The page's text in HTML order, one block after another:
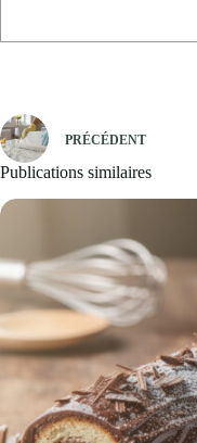
PRÉCÉDENT
Publications similaires